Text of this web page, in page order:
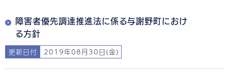
障害者優先調達推進法に係る与謝野町におけ
る方針
更新日付 2019年08月30日(金)